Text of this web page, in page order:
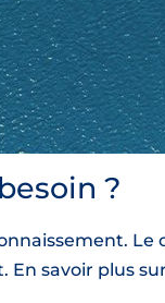
?
savoir plus